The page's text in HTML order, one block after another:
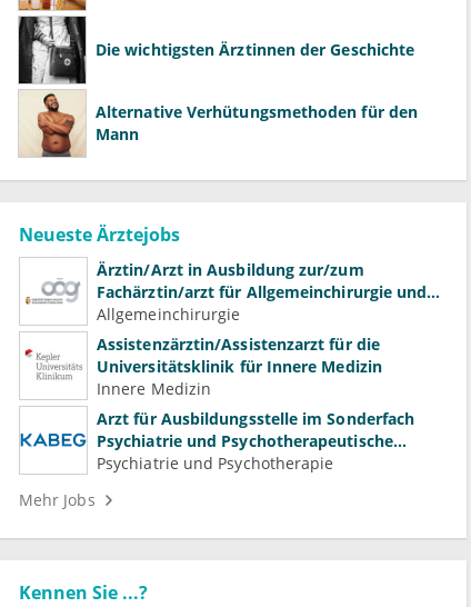
Die wichtigsten Ärztinnen der Geschichte
Alternative Verhütungsmethoden für den
Mann
Neueste Ärztejobs
Ärztin/Arzt in Ausbildung zur/zum
Fachärztin/arzt für Allgemeinchirurgie und
Gefäßchirurgie
Allgemeinchirurgie
Assistenzärztin/Assistenzarzt für die
Universitätsklinik für Innere Medizin
Innere Medizin
Arzt für Ausbildungsstelle im Sonderfach
Psychiatrie und Psychotherapeutische
Medizin (m/w/d)
Psychiatrie und Psychotherapie
Mehr Jobs
Kennen Sie ...?